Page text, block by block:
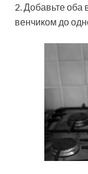
2. Добавьте оба
венчиком до